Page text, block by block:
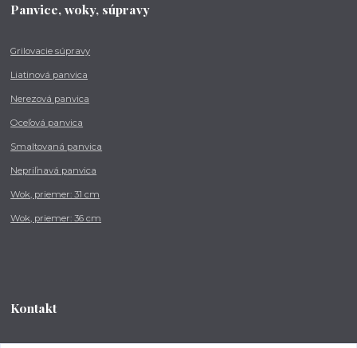
Panvice, woky, súpravy
Grilovacie súpravy
Liatinová panvica
Nerezová panvica
Oceľová panvica
Smaltovaná panvica
Nepriľnavá panvica
Wok, priemer: 31 cm
Wok, priemer: 36 cm
Kontakt